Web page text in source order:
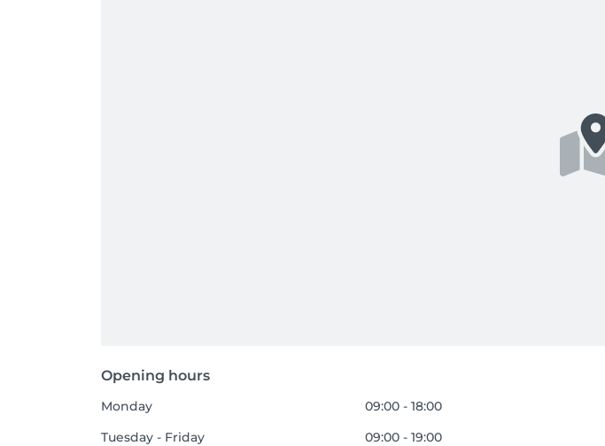
Opening hours
Monday
09:00 - 18:00
Tuesday - Friday
09:00 - 19:00